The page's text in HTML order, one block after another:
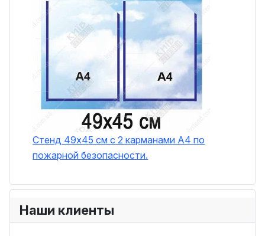
Стенд 49х45 см с 2 карманами А4 по
пожарной безопасности.
Наши клиенты